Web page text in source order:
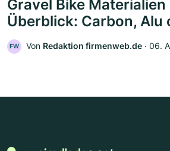
Gravel Bike Materialien
Überblick: Carbon, Alu
FW Von Redaktion firmenweb.de ‧ 06.